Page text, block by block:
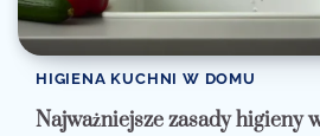
HIGIENA KUCHNI W DOMU
Najważniejsze zasady higieny